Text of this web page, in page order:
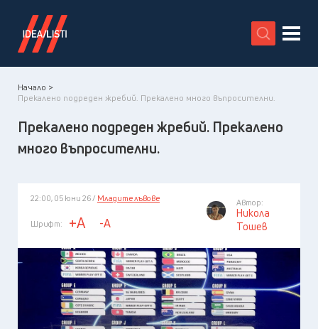
X
Начало >
Прекалено подреден жребий. Прекалено много въпросителни.
Прекалено подреден жребий. Прекалено
много въпросителни.
22:00, 05 юни 26 / Младите лъвове
Шрифт: +A -A
Автор:
Никола
Тошев